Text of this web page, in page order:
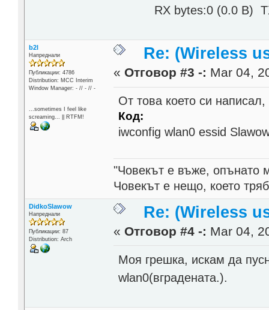
RX bytes:0 (0.0 B) TX
b2l
Напреднали
Публикации: 4786
Distribution: MCC Interim
Window Manager: - // - // -
...sometimes I feel like
screaming... || RTFM!
Re: (Wireless
« Отговор #3 -: Mar 04,
От това което си
Код:
iwconfig wlan0 essid
"Човекът е въже, опънато
Човекът е нещо, което
DidkoSlawow
Напреднали
Публикации: 87
Distribution: Arch
Re: (Wireless
« Отговор #4 -: Mar 04,
Моя грешка, искам да
wlan0(вградената.).